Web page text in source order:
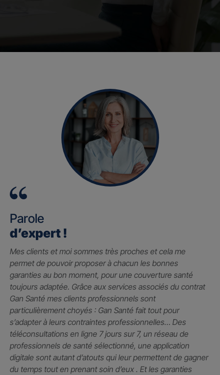
Parole
d’expert !
Mes clients et moi sommes très proches et cela me
permet de pouvoir proposer à chacun les bonnes
garanties au bon moment, pour une couverture santé
toujours adaptée. Grâce aux services associés du contrat
Gan Santé mes clients professionnels sont
particulièrement choyés : Gan Santé fait tout pour
s’adapter à leurs contraintes professionnelles… Des
téléconsultations en ligne 7 jours sur 7, un réseau de
professionnels de santé sélectionné, une application
digitale sont autant d’atouts qui leur permettent de gagner
du temps tout en prenant soin d’eux . Et les garanties